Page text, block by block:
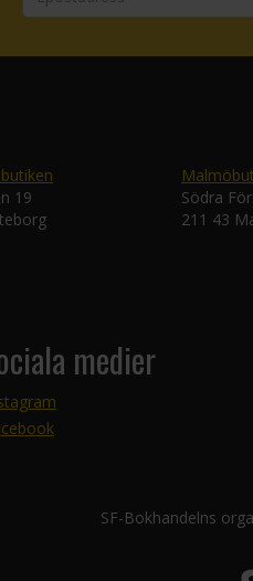
19
Södra
211 43
medier
SF-Bokhandelns